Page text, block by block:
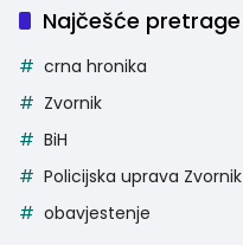
Najčešće pretrage
crna hronika
Zvornik
BiH
Policijska uprava Zvornik
obavjestenje